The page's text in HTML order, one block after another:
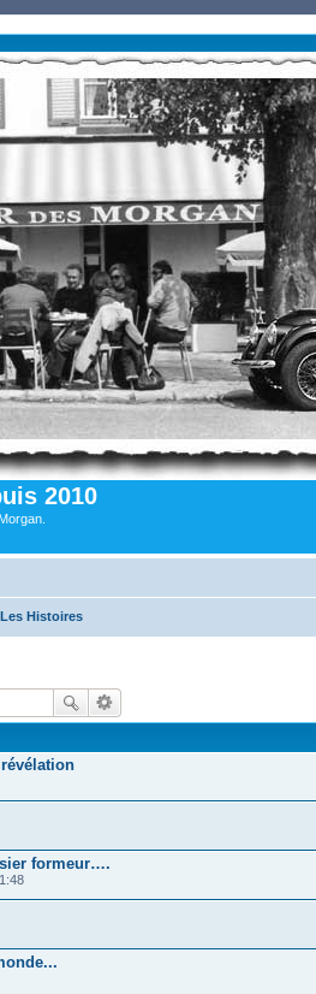
2010
Les Histoires
formeur….